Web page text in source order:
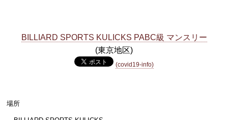
BILLIARD SPORTS KULICKS PABC級 マンスリー
(東京地区)
(covid19-info)
場所